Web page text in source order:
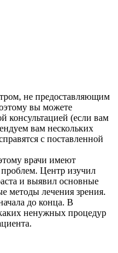
не предоставляющим
вы можете
консультацией (если вам
вам нескольких
с поставленной
врачи имеют
Центр изучил
и выявил основные
методы лечения зрения.
до конца. В
ненужных процедур